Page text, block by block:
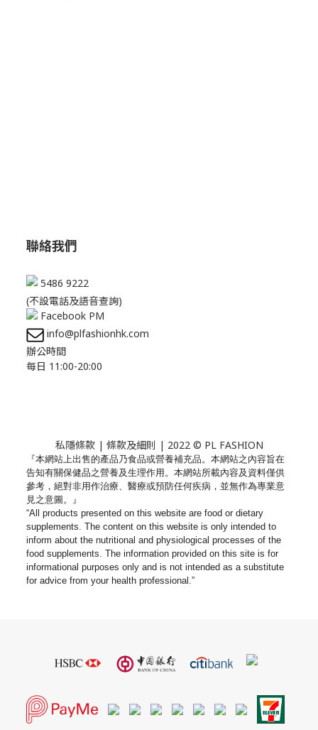
聯絡我們
5486 9222
(不設電話及語音查詢)
Facebook PM
info@plfashionhk.com
辦公時間
每日 11:00-20:00
私隱條款| 條款及細則 | 2022 © PL FASHION
『本網站上出售的產品乃食品或營養補充品。 本網站之內容旨在
告知有關保健品之營養及生理作用。 本網站所載內容及資料僅供
參考，絕對非用作治療、 醫療或預防任何疾病，並無作為專業意
見之意圖。』
“All products presented on this website are food or dietary
supplements. The content on this website is only intended to
inform about the nutritional and physiological processes of the
food supplements. The information provided on this site is for
informational purposes only and is not intended as a substitute
for advice from your health professional.”